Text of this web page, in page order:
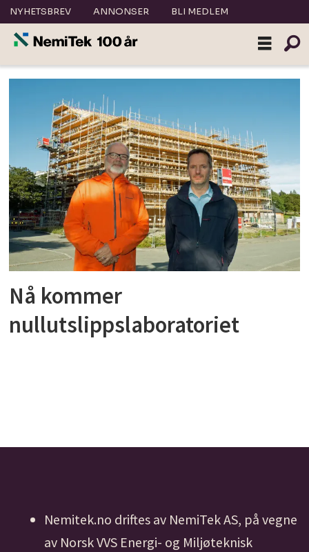
NYHETSBREV ANNONSER BLI MEDLEM
Tag:
kontor
Nå kommer
nullutslippslaboratoriet
Nemitek.no driftes av NemiTek AS, på vegne
av Norsk VVS Energi- og Miljøteknisk